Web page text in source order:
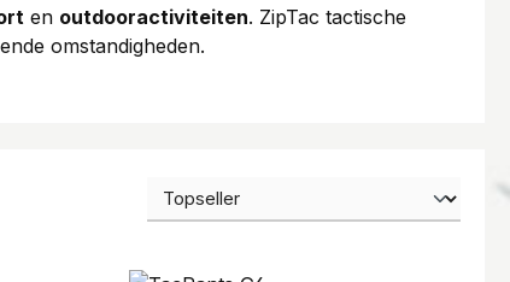
en outdooractiviteiten. ZipTac tactische
omstandigheden.